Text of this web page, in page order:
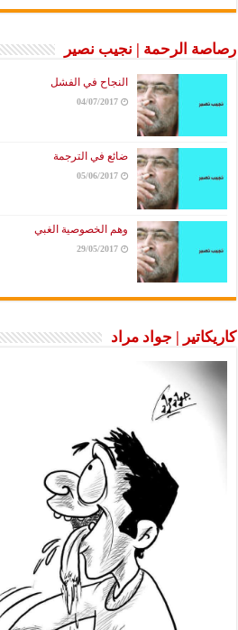
رصاصة الرحمة | نجيب نصير
النجاح في الفشل
04/07/2017
ضائع في الترجمة
05/06/2017
وهم الخصوصية الغبي
29/05/2017
كاريكاتير | جواد مراد